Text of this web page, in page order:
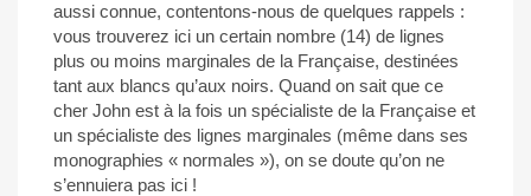
aussi connue, contentons-nous de quelques rappels :
vous trouverez ici un certain nombre (14) de lignes
plus ou moins marginales de la Française, destinées
tant aux blancs qu’aux noirs. Quand on sait que ce
cher John est à la fois un spécialiste de la Française et
un spécialiste des lignes marginales (même dans ses
monographies « normales »), on se doute qu’on ne
s’ennuiera pas ici !